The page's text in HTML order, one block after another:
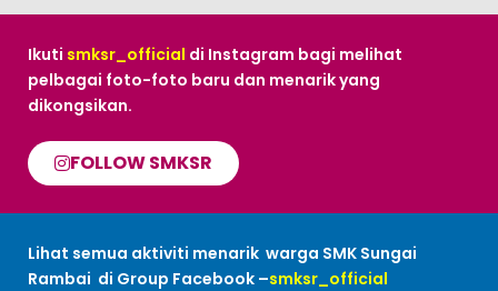
Ikuti smksr_official di Instagram bagi melihat
pelbagai foto-foto baru dan menarik yang
dikongsikan.
FOLLOW SMKSR
Lihat semua aktiviti menarik warga SMK Sungai
Rambai di Group Facebook –smksr_official